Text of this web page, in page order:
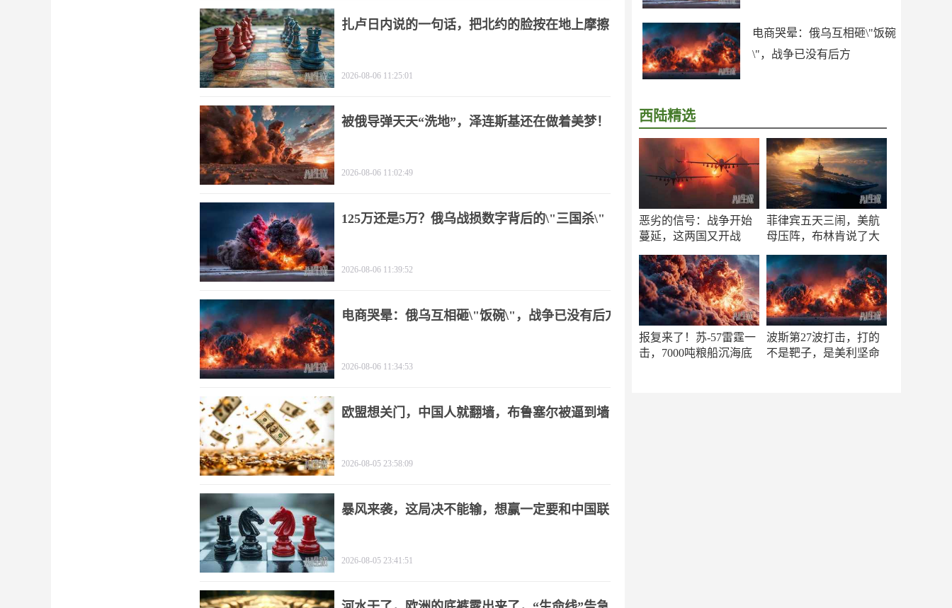
电商哭晕：俄乌互相砸\"饭碗
\"，战争已没有后方
西陆精选
恶劣的信号：战争开始
蔓延，这两国又开战
菲律宾五天三闹，美航
母压阵，布林肯说了大
报复来了！苏-57雷霆一
击，7000吨粮船沉海底
波斯第27波打击，打的
不是靶子，是美利坚命
扎卢日内说的一句话，把北约的脸按在地上摩擦
2026-08-06 11:25:01
被俄导弹天天“洗地”，泽连斯基还在做着美梦！
2026-08-06 11:02:49
125万还是5万？俄乌战损数字背后的\"三国杀\"
2026-08-06 11:39:52
电商哭晕：俄乌互相砸\"饭碗\"，战争已没有后方
2026-08-06 11:34:53
欧盟想关门，中国人就翻墙，布鲁塞尔被逼到墙
2026-08-05 23:58:09
暴风来袭，这局决不能输，想赢一定要和中国联
2026-08-05 23:41:51